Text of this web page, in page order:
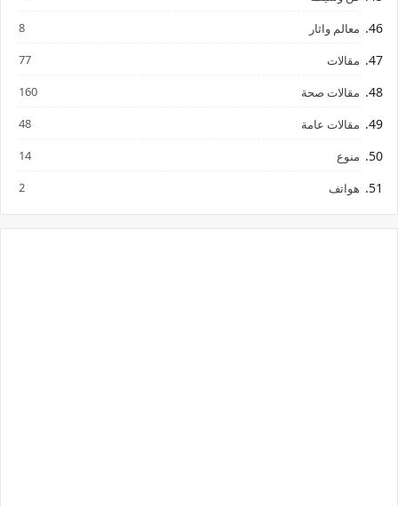
معالم واثار 8
مقالات 77
مقالات صحة 160
مقالات عامة 48
منوع 14
هواتف 2